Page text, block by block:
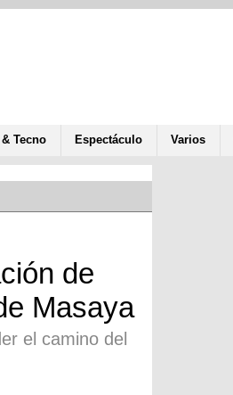
Tecno Espectáculo Varios
de
Masaya
el camino del